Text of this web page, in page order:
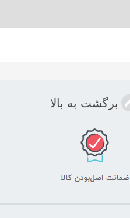
برگشت به بالا